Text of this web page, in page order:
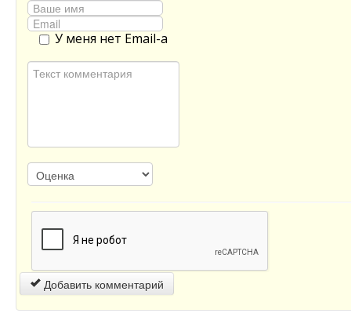
У меня нет Email-а
Добавить комментарий